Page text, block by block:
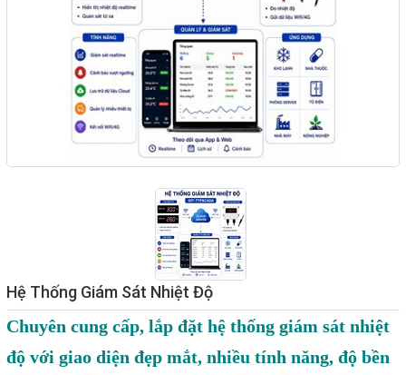
Hệ Thống Giám Sát Nhiệt Độ
Chuyên cung cấp, lắp đặt hệ thống giám sát nhiệt
độ với giao diện đẹp mắt, nhiều tính năng, độ bền
Bảng LED điện tử
Bảng điện tử năng suất
Bảng Led hiển thị nhiệt độ
Đồng hồ thời gian thực
Màn hình cảm ứng HMI
PLC - Bộ lập trình PLC
Biến tần